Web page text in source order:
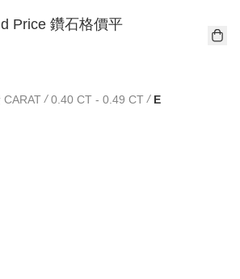
Price 鑽石格價平
CARAT / 0.40 CT - 0.49 CT / E